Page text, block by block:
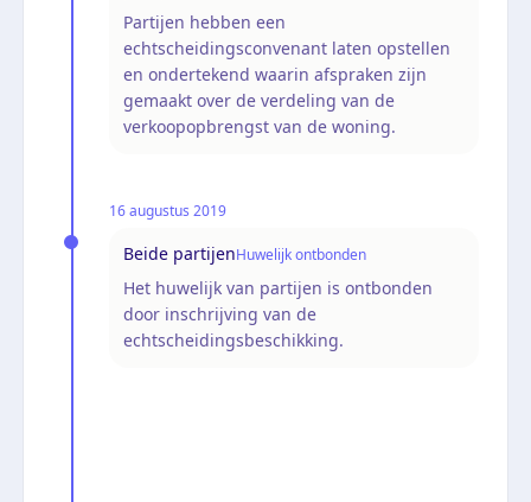
Partijen hebben een
echtscheidingsconvenant laten opstellen
en ondertekend waarin afspraken zijn
gemaakt over de verdeling van de
verkoopopbrengst van de woning.
16 augustus 2019
Beide partijenHuwelijk ontbonden
Het huwelijk van partijen is ontbonden
door inschrijving van de
echtscheidingsbeschikking.